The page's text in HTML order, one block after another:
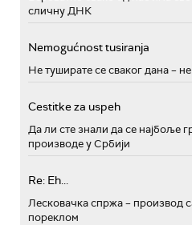
сличну ДНК
Nemogućnost tusiranja
Не туширате се сваког дана –
Cestitke za uspeh
Да ли сте знали да се најбоље
производе у Србији
Re: Eh...
Лесковачка спржа – производ
пореклом